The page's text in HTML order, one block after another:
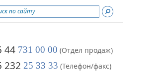
44 731 00 00 (Отдел продаж)
232 25 33 33 (Телефон/факс)